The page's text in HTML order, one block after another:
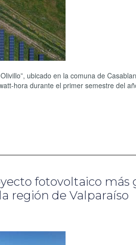
ubicado en la comuna de
hora durante el primer semestre del
fotovoltaico más
región de Valparaíso